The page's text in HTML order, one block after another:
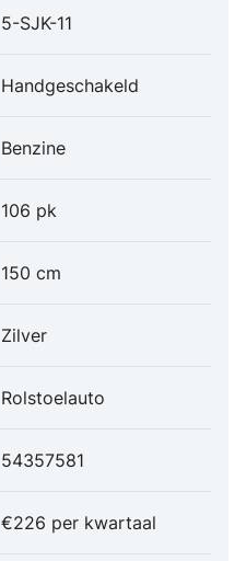
5-SJK-11
Handgeschakeld
Benzine
106 pk
150 cm
Zilver
Rolstoelauto
54357581
€226 per kwartaal